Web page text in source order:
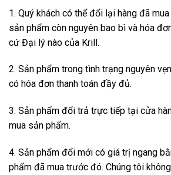
1. Quý khách có thể đổi lại hàng đã
sản phẩm còn nguyên bao bì và hóa
cứ Đại lý nào của Krill.
2. Sản phẩm trong tình trạng nguyên
có hóa đơn thanh toán đầy đủ.
3. Sản phẩm đổi trả trực tiếp tại cửa
mua sản phẩm.
4. Sản phẩm đổi mới có giá trị ngang
phẩm đã mua trước đó. Chúng tôi